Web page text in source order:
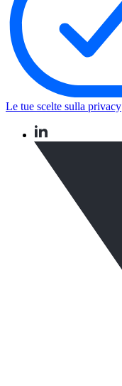
Le tue scelte sulla privacy